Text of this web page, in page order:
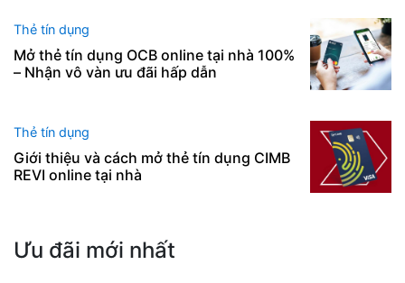
Thẻ tín dụng
Mở thẻ tín dụng OCB online tại nhà 100%
– Nhận vô vàn ưu đãi hấp dẫn
Thẻ tín dụng
Giới thiệu và cách mở thẻ tín dụng CIMB
REVI online tại nhà
Ưu đãi mới nhất